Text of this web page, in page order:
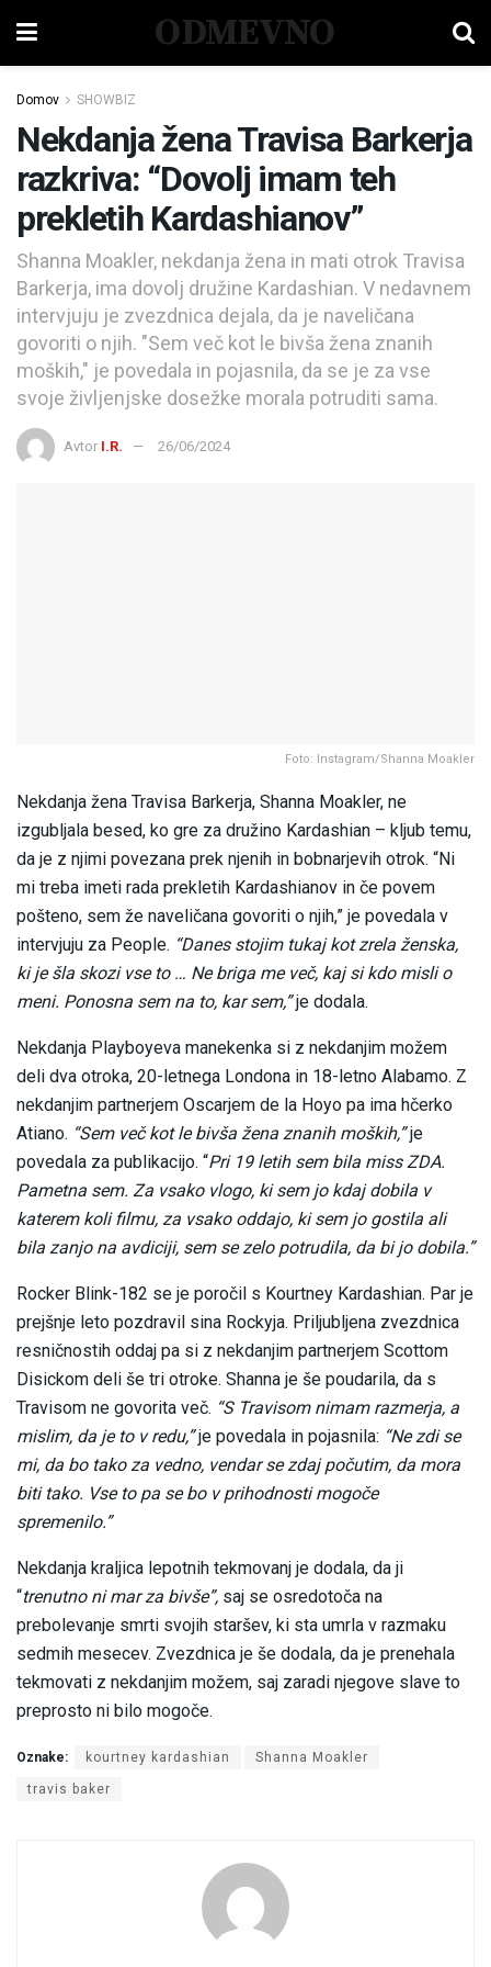
ODMEVNO
Domov SHOWBIZ
Nekdanja žena Travisa Barkerja
razkriva: “Dovolj imam teh
prekletih Kardashianov”
Shanna Moakler, nekdanja žena in mati otrok Travisa
Barkerja, ima dovolj družine Kardashian. V nedavnem
intervjuju je zvezdnica dejala, da je naveličana
govoriti o njih. "Sem več kot le bivša žena znanih
moških," je povedala in pojasnila, da se je za vse
svoje življenjske dosežke morala potruditi sama.
Avtor I.R. 26/06/2024
Foto: Instagram/Shanna Moakler
Nekdanja žena Travisa Barkerja, Shanna Moakler, ne
izgubljala besed, ko gre za družino Kardashian – kljub temu,
da je z njimi povezana prek njenih in bobnarjevih otrok. “Ni
mi treba imeti rada prekletih Kardashianov in če povem
pošteno, sem že naveličana govoriti o njih,” je povedala v
intervjuju za People. “Danes stojim tukaj kot zrela ženska,
ki je šla skozi vse to … Ne briga me več, kaj si kdo misli o
meni. Ponosna sem na to, kar sem,”je dodala.
Nekdanja Playboyeva manekenka si z nekdanjim možem
deli dva otroka, 20-letnega Londona in 18-letno Alabamo. Z
nekdanjim partnerjem Oscarjem de la Hoyo pa ima hčerko
Atiano. “Sem več kot le bivša žena znanih moških,”je
povedala za publikacijo. “Pri 19 letih sem bila miss ZDA.
Pametna sem. Za vsako vlogo, ki sem jo kdaj dobila v
katerem koli filmu, za vsako oddajo, ki sem jo gostila ali
bila zanjo na avdiciji, sem se zelo potrudila, da bi jo dobila.”
Rocker Blink-182 se je poročil s Kourtney Kardashian. Par je
prejšnje leto pozdravil sina Rockyja. Priljubljena zvezdnica
resničnostih oddaj pa si z nekdanjim partnerjem Scottom
Disickom deli še tri otroke. Shanna je še poudarila, da s
Travisom ne govorita več. “S Travisom nimam razmerja, a
mislim, da je to v redu,”je povedala in pojasnila: “Ne zdi se
mi, da bo tako za vedno, vendar se zdaj počutim, da mora
biti tako. Vse to pa se bo v prihodnosti mogoče
spremenilo.”
Nekdanja kraljica lepotnih tekmovanj je dodala, da ji
“trenutno ni mar za bivše”, saj se osredotoča na
prebolevanje smrti svojih staršev, ki sta umrla v razmaku
sedmih mesecev. Zvezdnica je še dodala, da je prenehala
tekmovati z nekdanjim možem, saj zaradi njegove slave to
preprosto ni bilo mogoče.
Oznake: kourtney kardashian Shanna Moakler
travis baker